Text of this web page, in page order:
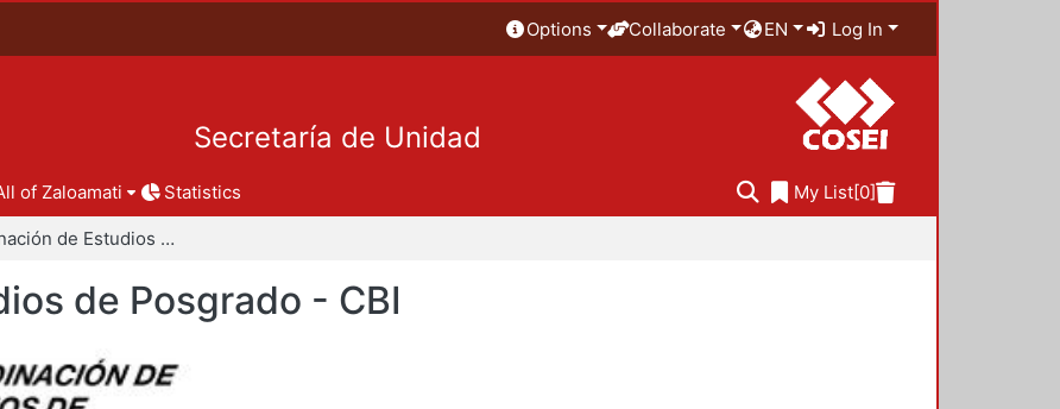
Options Collaborate EN Log In
Secretaría de Unidad
of Zaloamati Statistics My List[0]
Coordinación de Estudios de Posgrado - CBI
de Posgrado - CBI